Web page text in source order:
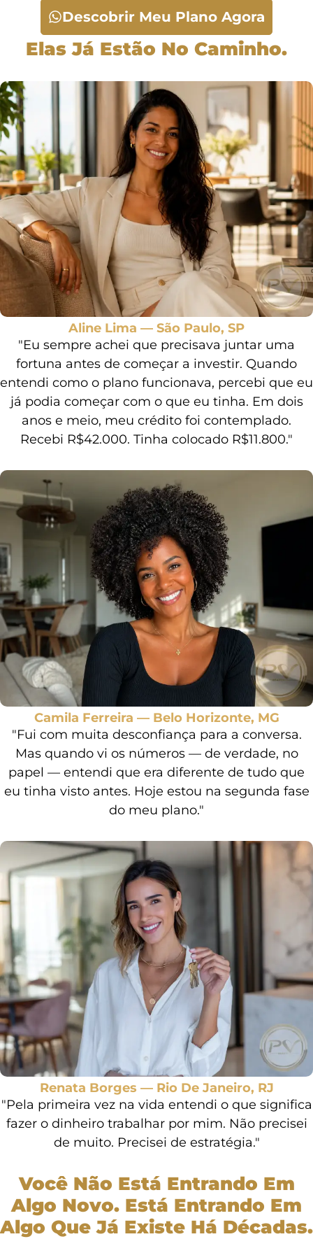
Descobrir Meu Plano Agora
Elas Já Estão No Caminho.
Aline Lima — São Paulo, SP
"Eu sempre achei que precisava juntar uma
fortuna antes de começar a investir. Quando
entendi como o plano funcionava, percebi que eu
já podia começar com o que eu tinha. Em dois
anos e meio, meu crédito foi contemplado.
Recebi R$42.000. Tinha colocado R$11.800."
Camila Ferreira — Belo Horizonte, MG
"Fui com muita desconfiança para a conversa.
Mas quando vi os números — de verdade, no
papel — entendi que era diferente de tudo que
eu tinha visto antes. Hoje estou na segunda fase
do meu plano."
Renata Borges — Rio De Janeiro, RJ
"Pela primeira vez na vida entendi o que significa
fazer o dinheiro trabalhar por mim. Não precisei
de muito. Precisei de estratégia."
Você Não Está Entrando Em
Algo Novo. Está Entrando Em
Algo Que Já Existe Há Décadas.